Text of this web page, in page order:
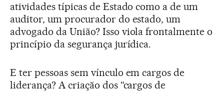
atividades típicas de Estado como a de um
auditor, um procurador do estado, um
advogado da União? Isso viola frontalmente o
princípio da segurança jurídica.
E ter pessoas sem vínculo em cargos de
liderança? A criação dos “cargos de